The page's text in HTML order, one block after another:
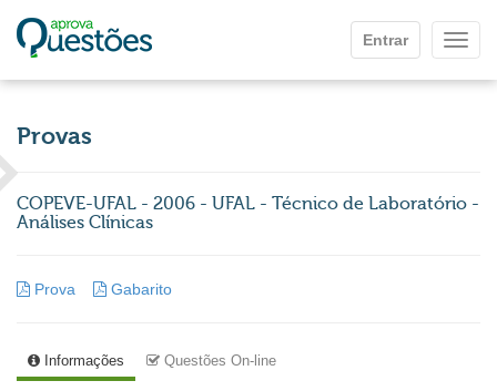
Entrar
Provas
COPEVE-UFAL - 2006 - UFAL - Técnico de Laboratório -
Análises Clínicas
Prova Gabarito
Informações Questões On-line